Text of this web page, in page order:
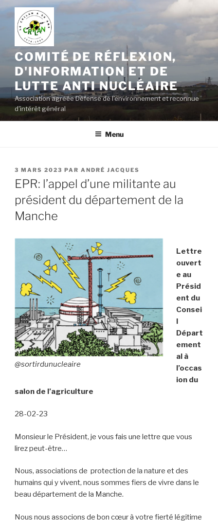
Aller
contenu
principal
COMITÉ DE RÉFLEXION,
D'INFORMATION ET DE
LUTTE ANTI NUCLÉAIRE
Association agréée Défense de l'environnement et reconnue
d'intérêt général
Menu
PUBLIÉ
LE
3 MARS 2023 PAR ANDRÉ JACQUES
EPR: l’appel d’une militante au
président du département de la
Manche
@sortirdunucleaire
Lettre
ouvert
e au
Présid
ent du
Consei
l
Départ
ement
al à
l’occas
ion du
salon de l’agriculture
28-02-23
Monsieur le Président, je vous fais une lettre que vous
lirez peut-être…
Nous, associations de protection de la nature et des
humains qui y vivent, nous sommes fiers de vivre dans le
beau département de la Manche.
Nous nous associons de bon cœur à votre fierté légitime